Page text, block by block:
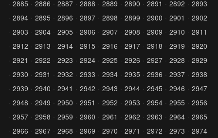
2885 2886 2887 2888 2889 2890 2891 2892
2893
2894
2895 2896 2897 2898 2899 2900 2901
2902
2903
2904 2905 2906 2907 2908 2909 2910
2911
2912
2913 2914 2915 2916 2917 2918 2919
2920
2921
2922 2923 2924 2925 2926 2927 2928
2929
2930
2931 2932 2933 2934 2935 2936 2937
2938
2939
2940 2941 2942 2943 2944 2945 2946
2947
2948
2949 2950 2951 2952 2953 2954 2955
2956
2957
2958 2959 2960 2961 2962 2963 2964
2965
2966
2967 2968 2969 2970 2971 2972 2973
2974